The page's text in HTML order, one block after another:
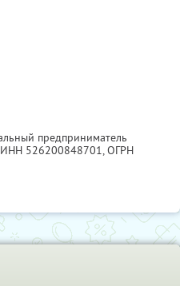
предприниматель
ИНН 526200848701, ОГРН